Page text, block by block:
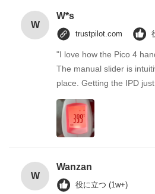
W
W*s
trustpilot.com
"I love how the Pico 4
The manual slider is
place. Getting the IPD
W
Wanzan
役に立つ (1w+)